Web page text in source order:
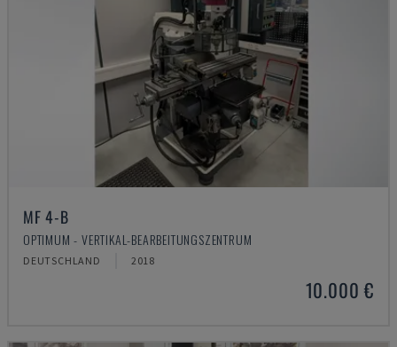
MF 4-B
OPTIMUM - VERTIKAL-BEARBEITUNGSZENTRUM
DEUTSCHLAND 2018
10.000 €